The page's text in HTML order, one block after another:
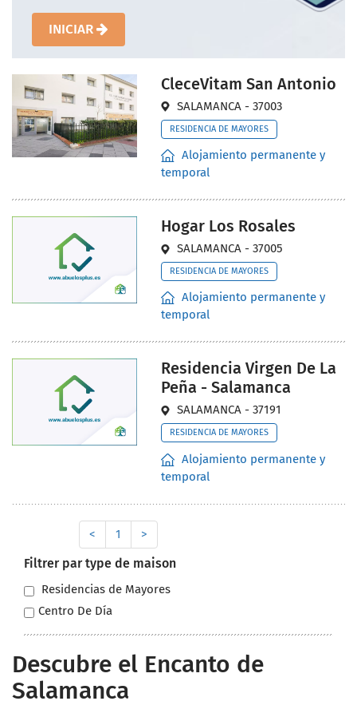
INICIAR
CleceVitam San Antonio
SALAMANCA - 37003
RESIDENCIA DE MAYORES
Alojamiento permanente y
temporal
Hogar Los Rosales
SALAMANCA - 37005
RESIDENCIA DE MAYORES
Alojamiento permanente y
temporal
Residencia Virgen De La
Peña - Salamanca
SALAMANCA - 37191
RESIDENCIA DE MAYORES
Alojamiento permanente y
temporal
< 1 >
Filtrer par type de maison
Residencias de Mayores
Centro De Día
Descubre el Encanto de
Salamanca